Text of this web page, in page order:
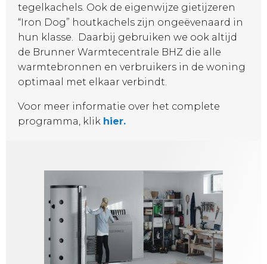
tegelkachels. Ook de eigenwijze gietijzeren
“Iron Dog” houtkachels zijn ongeëvenaard in
hun klasse. Daarbij gebruiken we ook altijd
de Brunner Warmtecentrale BHZ die alle
warmtebronnen en verbruikers in de woning
optimaal met elkaar verbindt.
Voor meer informatie over het complete
programma, klik hier.